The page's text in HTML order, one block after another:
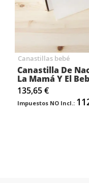
Canastillas bebé
Canastilla De
La Mamá Y El
135,65 €